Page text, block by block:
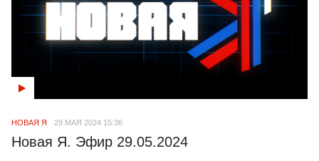
НОВАЯ Я 29 МАЯ 2024 15:36
Новая Я. Эфир 29.05.2024